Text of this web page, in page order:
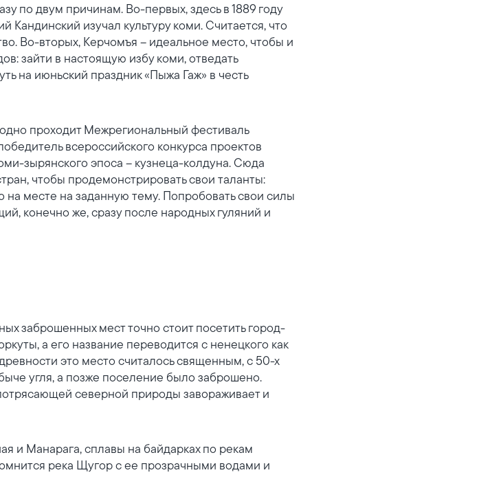
по двум причинам. Во-первых, здесь в 1889 году
изучал культуру коми. Считается, что
Во-вторых, Керчомъя – идеальное место, чтобы и
зайти в настоящую избу коми, отведать
на июньский праздник «Пыжа Гаж» в честь
проходит Межрегиональный фестиваль
всероссийского конкурса проектов
зырянского эпоса – кузнеца-колдуна. Сюда
чтобы продемонстрировать свои таланты:
на месте на заданную тему. Попробовать свои силы
конечно же, сразу после народных гуляний и
заброшенных мест точно стоит посетить город-
а его название переводится с ненецкого как
это место считалось священным, с 50-х
угля, а позже поселение было заброшено.
северной природы завораживает и
и Манарага, сплавы на байдарках по рекам
река Щугор с ее прозрачными водами и